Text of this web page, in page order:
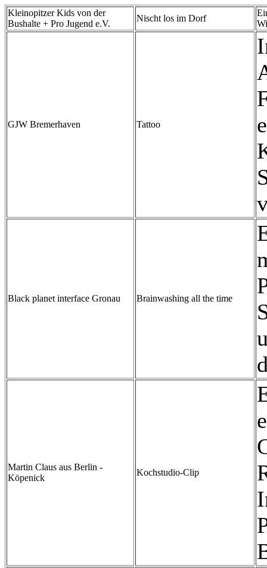
Kleinopitzer Kids von der
Bushalte + Pro Jugend e.V.
Nischt los im Dorf
GJW Bremerhaven Tattoo
Black planet interface Gronau Brainwashing all the time
Martin Claus aus Berlin -
Köpenick
Kochstudio-Clip